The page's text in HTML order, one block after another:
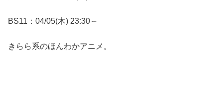
BS11：04/05(木) 23:30～
きらら系のほんわかアニメ。